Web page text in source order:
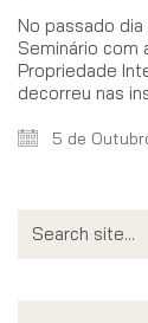
No passado
Seminário com
Propriedade
decorreu nas
5 de
for: